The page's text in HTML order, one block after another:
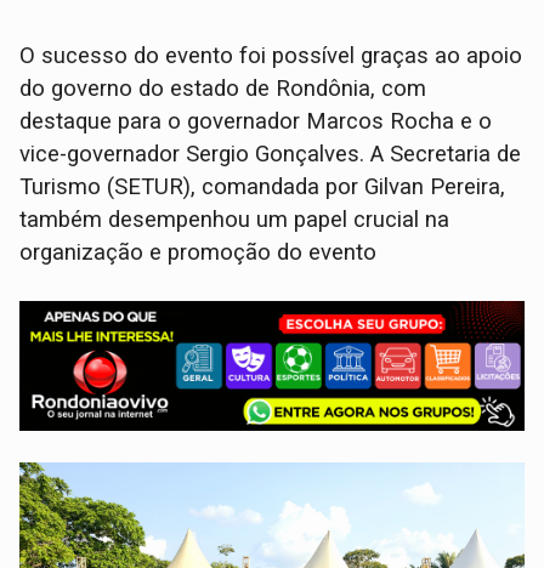
O sucesso do evento foi possível graças ao apoio
do governo do estado de Rondônia, com
destaque para o governador Marcos Rocha e o
vice-governador Sergio Gonçalves. A Secretaria de
Turismo (SETUR), comandada por Gilvan Pereira,
também desempenhou um papel crucial na
organização e promoção do evento